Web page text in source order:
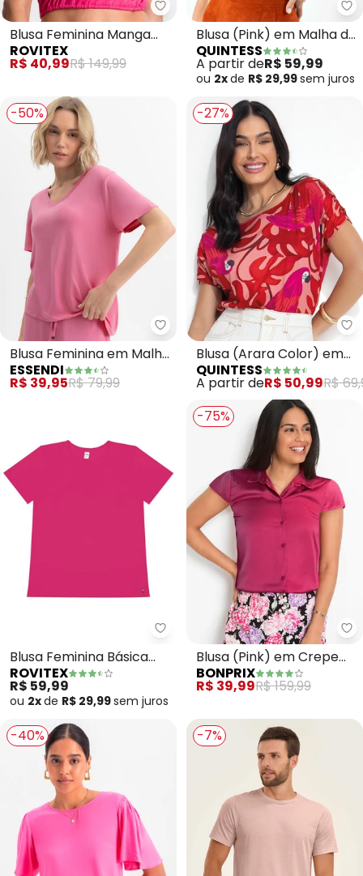
Rovitex - Blusa Feminina
Blusa Feminina Manga
Curta (Rosa)
ROVITEX
R$ 40,99R$ 149,99
Blusa (Pink) em Malha de
Viscose
QUINTESS
A partir deR$ 59,99
ou 2xde R$ 29,99sem juros
-50%
Essendi - Blusa Feminina em
Blusa Feminina em Malha
Viscose (Rosa)
ESSENDI
R$ 39,95R$ 79,99
-27%
Blusa (Arara Color) em
Malha Fria
QUINTESS
A partir deR$ 50,99R$
Rovitex - Blusa Feminina
Blusa Feminina Básica
Visco Tricot (Rosa)
ROVITEX
R$ 59,99
ou 2xde R$ 29,99sem juros
-75%
Blusa (Pink) em Crepe
Plano
BONPRIX
R$ 39,99R$ 159,99
-40% -7%